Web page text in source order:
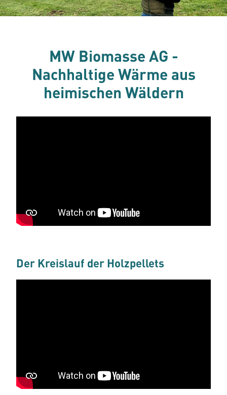
MW Biomasse AG -
Nachhaltige Wärme aus
heimischen Wäldern
Der Kreislauf der Holzpellets